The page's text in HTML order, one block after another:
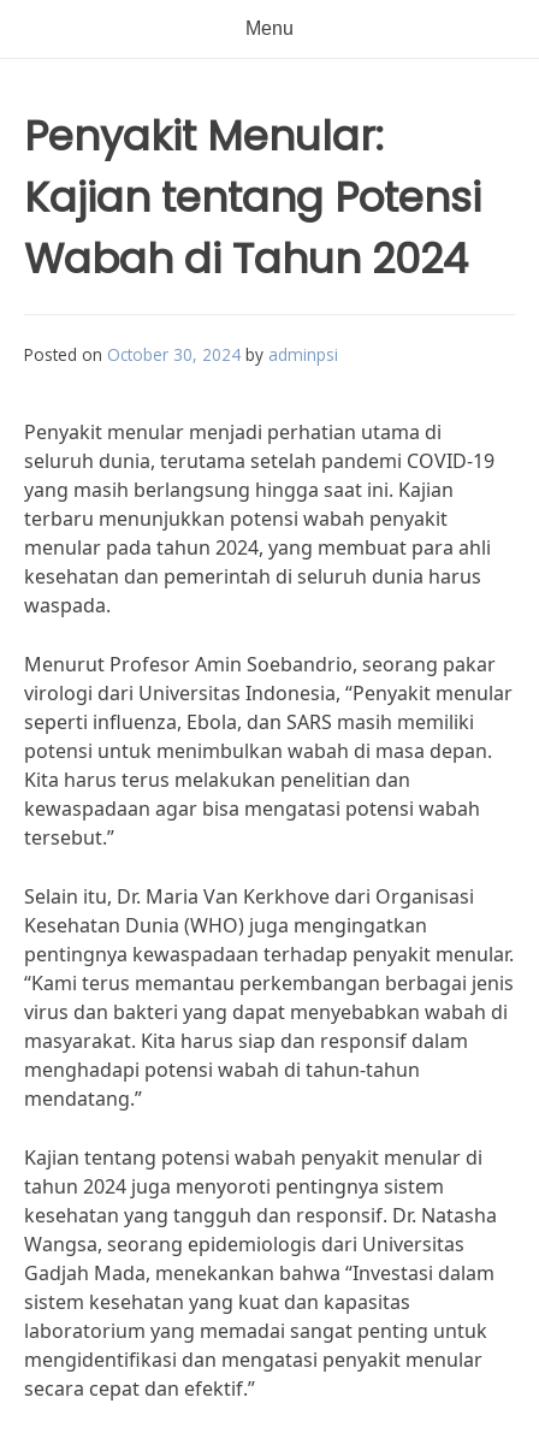
Menu
Penyakit Menular:
Kajian tentang Potensi
Wabah di Tahun 2024
Posted on October 30, 2024 by adminpsi
Penyakit menular menjadi perhatian utama di
seluruh dunia, terutama setelah pandemi COVID-19
yang masih berlangsung hingga saat ini. Kajian
terbaru menunjukkan potensi wabah penyakit
menular pada tahun 2024, yang membuat para ahli
kesehatan dan pemerintah di seluruh dunia harus
waspada.
Menurut Profesor Amin Soebandrio, seorang pakar
virologi dari Universitas Indonesia, “Penyakit menular
seperti influenza, Ebola, dan SARS masih memiliki
potensi untuk menimbulkan wabah di masa depan.
Kita harus terus melakukan penelitian dan
kewaspadaan agar bisa mengatasi potensi wabah
tersebut.”
Selain itu, Dr. Maria Van Kerkhove dari Organisasi
Kesehatan Dunia (WHO) juga mengingatkan
pentingnya kewaspadaan terhadap penyakit menular.
“Kami terus memantau perkembangan berbagai jenis
virus dan bakteri yang dapat menyebabkan wabah di
masyarakat. Kita harus siap dan responsif dalam
menghadapi potensi wabah di tahun-tahun
mendatang.”
Kajian tentang potensi wabah penyakit menular di
tahun 2024 juga menyoroti pentingnya sistem
kesehatan yang tangguh dan responsif. Dr. Natasha
Wangsa, seorang epidemiologis dari Universitas
Gadjah Mada, menekankan bahwa “Investasi dalam
sistem kesehatan yang kuat dan kapasitas
laboratorium yang memadai sangat penting untuk
mengidentifikasi dan mengatasi penyakit menular
secara cepat dan efektif.”